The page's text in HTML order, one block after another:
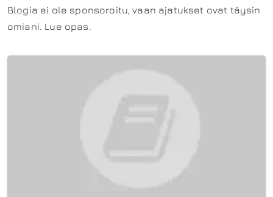
Blogia ei ole sponsoroitu, vaan ajatukset ovat täysin
omiani. Lue opas.